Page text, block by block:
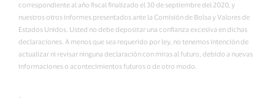
correspondiente al año fiscal finalizado el 30 de septiembre del 2020, y
nuestros otros informes presentados ante la Comisión de Bolsa y Valores de
Estados Unidos. Usted no debe depositar una confianza excesiva en dichas
declaraciones. A menos que sea requerido por ley, no tenemos intención de
actualizar ni revisar ninguna declaración con miras al futuro, debido a nuevas
informaciones o acontecimientos futuros o de otro modo.
-